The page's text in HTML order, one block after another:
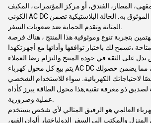
المطار، الفندق، أو مركز المؤتمرات، المكيف
الكوني AC DC هو مصدر الطاقة الموثوق به. الحالة البلاستيكية تضمن
المتانة وتقدم الحماية ضد صعوبات السفر.
بتجربة تنوع وموثوقية هذا المنتج ، هناك فرصة
متاحة ،تسمح لك باختبار توافقها وأدائها مع أجهزتكهذا
يتم بيع كل محول كهرباء AC DC العالمي كعنصر واحد، مما يضمن حصولك
الكهربائية. سواء للاستخدام الشخصي
ذو معرفة تقنية,هذا محول الطاقة يبرز كأداة
عملية وضرورية.
العالمي هو الرفيق المثالي لأي شخص يستخدم
والمكتب إلى السفر الدولياختيار ألوان القبو،